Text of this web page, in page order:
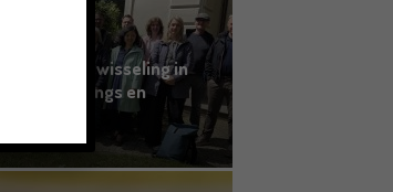
uitwisseling in
het Gronings en